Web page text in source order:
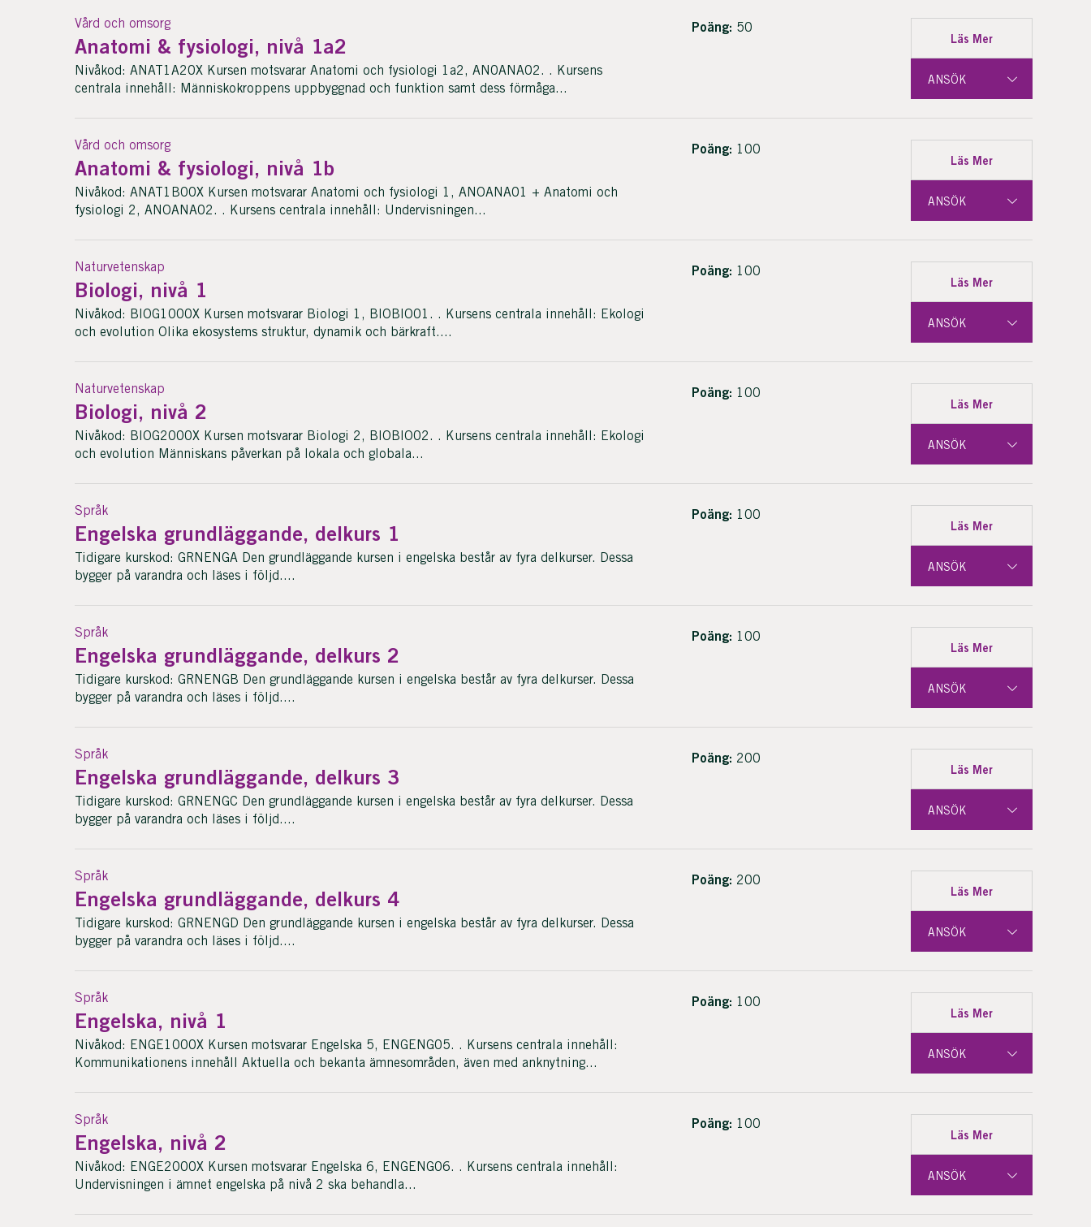
Vård och omsorg
Anatomi & fysiologi, nivå 1a2
Nivåkod: ANAT1A20X Kursen motsvarar Anatomi och fysiologi 1a2, AN0ANA02. . Kursens
centrala innehåll: Människokroppens uppbyggnad och funktion samt dess förmåga...
Poäng: 50
Läs Mer
ANSÖK
Vård och omsorg
Anatomi & fysiologi, nivå 1b
Nivåkod: ANAT1B00X Kursen motsvarar Anatomi och fysiologi 1, ANOANA01 + Anatomi och
fysiologi 2, ANOANA02. . Kursens centrala innehåll: Undervisningen...
Poäng: 100
Läs Mer
ANSÖK
Naturvetenskap
Biologi, nivå 1
Nivåkod: BIOG1000X Kursen motsvarar Biologi 1, BIOBIO01. . Kursens centrala innehåll: Ekologi
och evolution Olika ekosystems struktur, dynamik och bärkraft....
Poäng: 100
Läs Mer
ANSÖK
Naturvetenskap
Biologi, nivå 2
Nivåkod: BIOG2000X Kursen motsvarar Biologi 2, BIOBIO02. . Kursens centrala innehåll: Ekologi
och evolution Människans påverkan på lokala och globala...
Poäng: 100
Läs Mer
ANSÖK
Språk
Engelska grundläggande, delkurs 1
Tidigare kurskod: GRNENGA Den grundläggande kursen i engelska består av fyra delkurser. Dessa
bygger på varandra och läses i följd....
Poäng: 100
Läs Mer
ANSÖK
Språk
Engelska grundläggande, delkurs 2
Tidigare kurskod: GRNENGB Den grundläggande kursen i engelska består av fyra delkurser. Dessa
bygger på varandra och läses i följd....
Poäng: 100
Läs Mer
ANSÖK
Språk
Engelska grundläggande, delkurs 3
Tidigare kurskod: GRNENGC Den grundläggande kursen i engelska består av fyra delkurser. Dessa
bygger på varandra och läses i följd....
Poäng: 200
Läs Mer
ANSÖK
Språk
Engelska grundläggande, delkurs 4
Tidigare kurskod: GRNENGD Den grundläggande kursen i engelska består av fyra delkurser. Dessa
bygger på varandra och läses i följd....
Poäng: 200
Läs Mer
ANSÖK
Språk
Engelska, nivå 1
Nivåkod: ENGE1000X Kursen motsvarar Engelska 5, ENGENG05. . Kursens centrala innehåll:
Kommunikationens innehåll Aktuella och bekanta ämnesområden, även med anknytning...
Poäng: 100
Läs Mer
ANSÖK
Språk
Engelska, nivå 2
Nivåkod: ENGE2000X Kursen motsvarar Engelska 6, ENGENG06. . Kursens centrala innehåll:
Undervisningen i ämnet engelska på nivå 2 ska behandla...
Poäng: 100
Läs Mer
ANSÖK